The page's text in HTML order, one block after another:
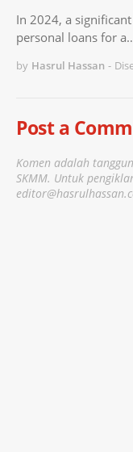
In 2024, a
personal loans for
by Hasrul Hassan -
Post a
Komen adalah
SKMM. Untuk